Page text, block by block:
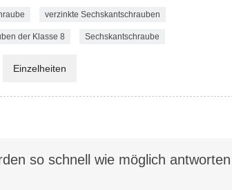
verzinkte Sechskantschrauben
der Klasse 8 Sechskantschraube
Einzelheiten
so schnell wie möglich